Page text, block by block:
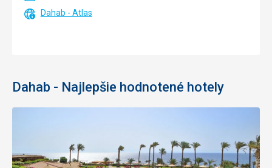
Dahab - Atlas
Dahab - Najlepšie hodnotené hotely